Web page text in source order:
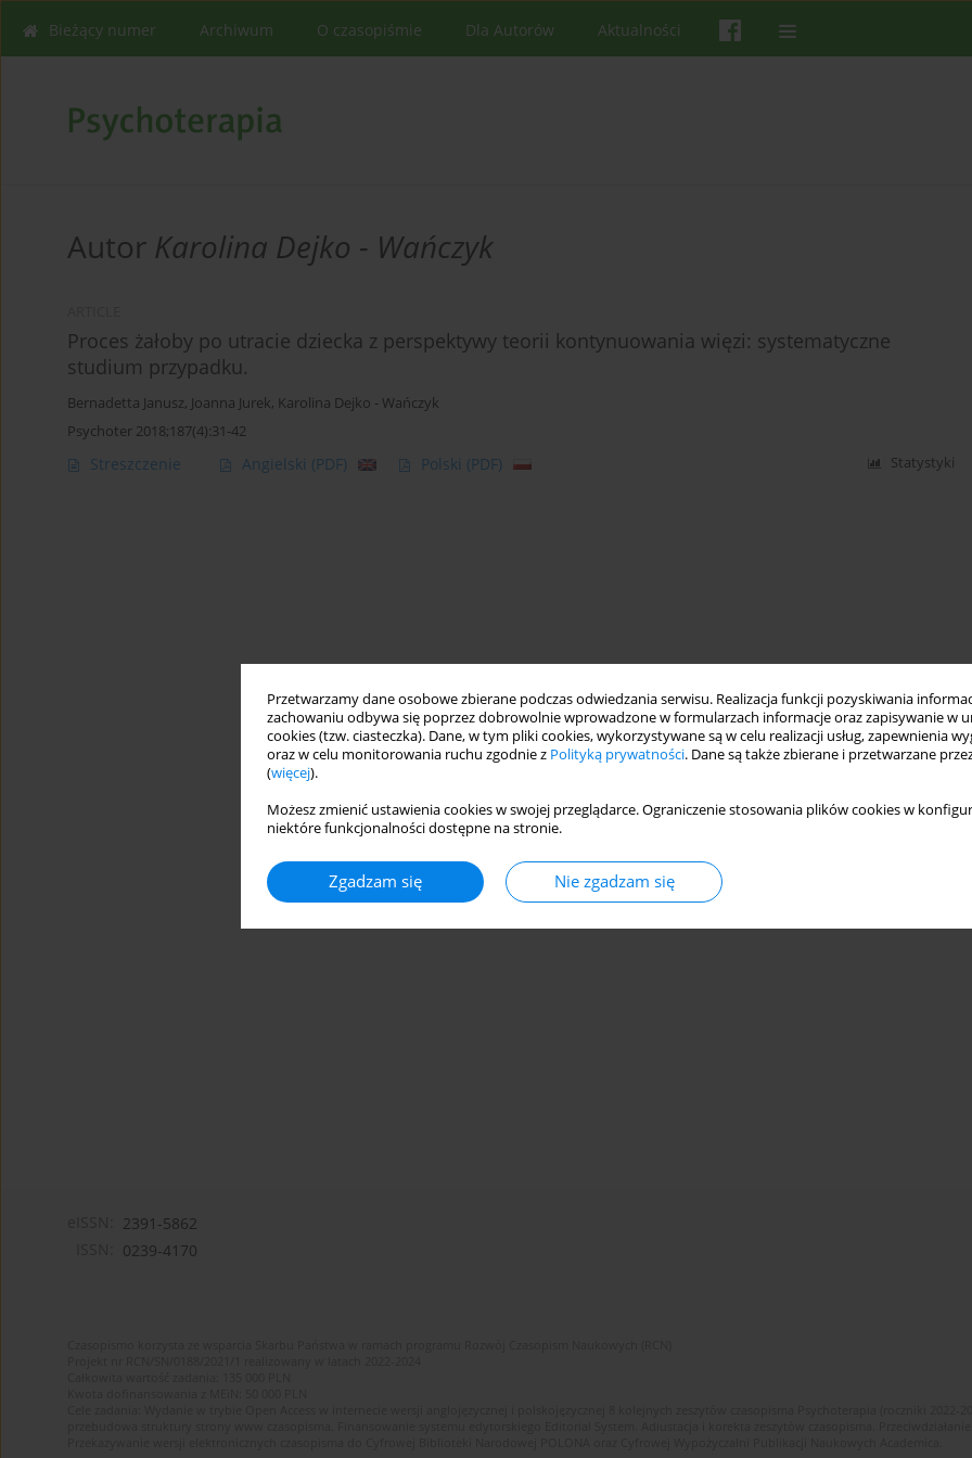
Przetwarzamy dane osobowe zbierane podczas odwiedzania serwisu. Realizacja funkcji pozyskiwania
zachowaniu odbywa się poprzez dobrowolnie wprowadzone w formularzach informacje oraz zapisywanie w
cookies (tzw. ciasteczka). Dane, w tym pliki cookies, wykorzystywane są w celu realizacji usług, zapewnienia
oraz w celu monitorowania ruchu zgodnie z Polityką prywatności. Dane są także zbierane i przetwarzane
(więcej).
Możesz zmienić ustawienia cookies w swojej przeglądarce. Ograniczenie stosowania plików cookies w
niektóre funkcjonalności dostępne na stronie.
Zgadzam się Nie zgadzam się
Bieżący numer Archiwum O czasopiśmie Dla Autorów Aktualności
Autor Karolina Dejko - Wańczyk
Proces żałoby po utracie dziecka z perspektywy teorii kontynuowania więzi: systematyczne
studium przypadku.
Bernadetta Janusz, Joanna Jurek, Karolina Dejko - Wańczyk
Psychoter 2018;187(4):31-42
Streszczenie Angielski (PDF) Polski (PDF) Statystyki
2391-5862
0239-4170